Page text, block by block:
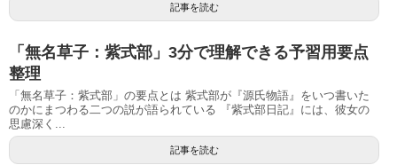
記事を読む
「無名草子：紫式部」3分で理解できる予習用要点
整理
「無名草子：紫式部」の要点とは 紫式部が『源氏物語』をいつ書いた
のかにまつわる二つの説が語られている 『紫式部日記』には、彼女の
思慮深く...
記事を読む